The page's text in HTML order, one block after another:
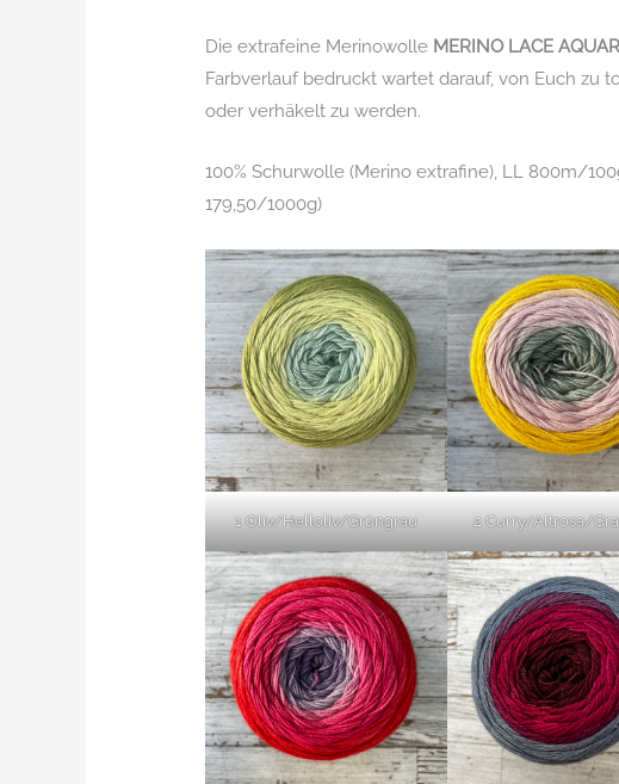
Die extrafeine Merinowolle MERINO LACE
Farbverlauf bedruckt wartet darauf, von Euch zu
oder verhäkelt zu werden.
100% Schurwolle (Merino extrafine), LL 800m/
179,50/1000g)
1 Oliv/Helloliv/Grüngrau 2 Curry/Altrosa/